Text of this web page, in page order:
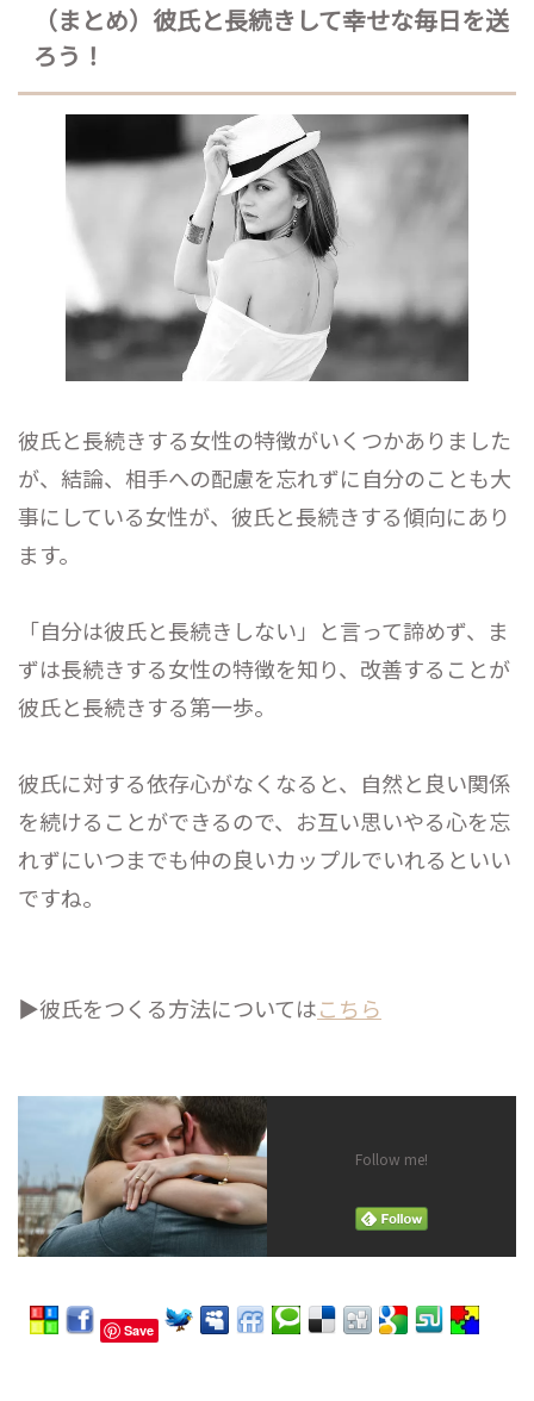
（まとめ）彼氏と長続きして幸せな毎日を送
ろう！
彼氏と長続きする女性の特徴がいくつかありました
が、結論、相手への配慮を忘れずに自分のことも大
事にしている女性が、彼氏と長続きする傾向にあり
ます。
「自分は彼氏と長続きしない」と言って諦めず、ま
ずは長続きする女性の特徴を知り、改善することが
彼氏と長続きする第一歩。
彼氏に対する依存心がなくなると、自然と良い関係
を続けることができるので、お互い思いやる心を忘
れずにいつまでも仲の良いカップルでいれるといい
ですね。
▶︎彼氏をつくる方法についてはこちら
Follow me!
Save